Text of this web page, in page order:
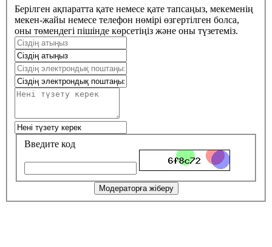
Берілген ақпаратта қате немесе қате тапсаңыз, мекеменің
мекен-жайы немесе телефон нөмірі өзгертілген болса,
оны төмендегі пішінде көрсетіңіз және оны түзетеміз.
Введите код
Модераторға жіберу